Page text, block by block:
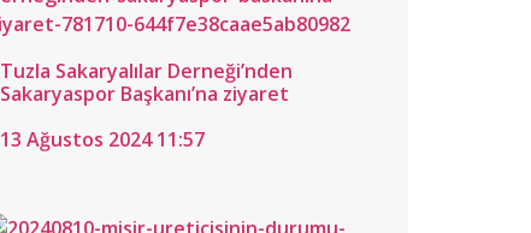
Tuzla Sakaryalılar Derneği’nden
Sakaryaspor Başkanı’na ziyaret
13 Ağustos 2024 11:57